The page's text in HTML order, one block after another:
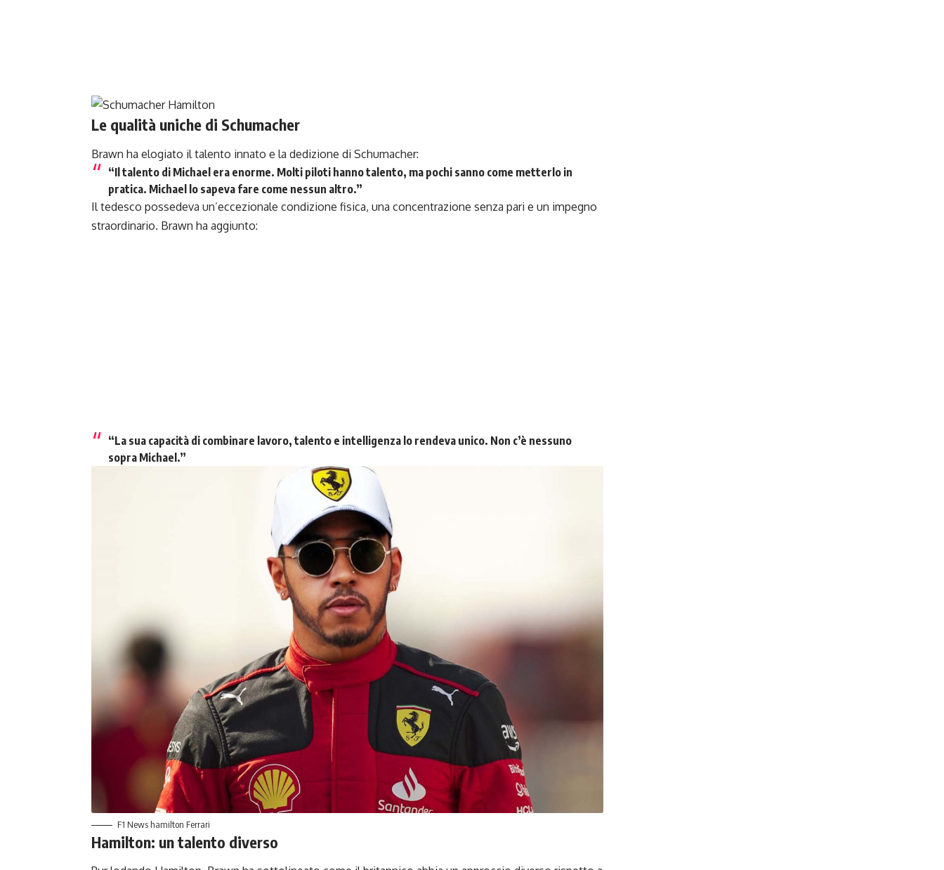
Le qualità uniche di Schumacher
Brawn ha elogiato il talento innato e la dedizione di Schumacher:
“Il talento di Michael era enorme. Molti piloti hanno talento, ma pochi sanno come metterlo in
pratica. Michael lo sapeva fare come nessun altro.”
Il tedesco possedeva un’eccezionale condizione fisica, una concentrazione senza pari e un impegno
straordinario. Brawn ha aggiunto:
“La sua capacità di combinare lavoro, talento e intelligenza lo rendeva unico. Non c’è nessuno
sopra Michael.”
F1 News hamilton Ferrari
Hamilton: un talento diverso